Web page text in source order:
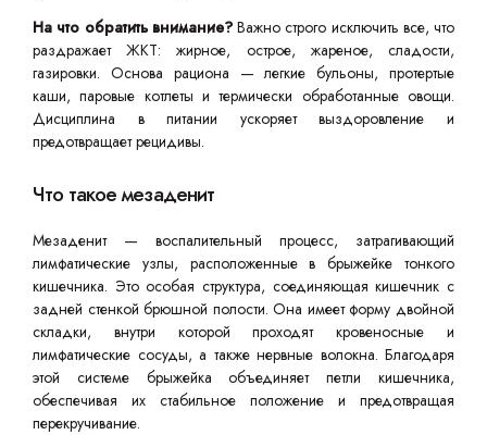
На что обратить внимание?Важно строго исключить все, что
раздражает ЖКТ: жирное, острое, жареное, сладости,
газировки. Основа рациона — легкие бульоны, протертые
каши, паровые котлеты и термически обработанные овощи.
Дисциплина в питании ускоряет выздоровление и
предотвращает рецидивы.
Что такое мезаденит
Мезаденит — воспалительный процесс, затрагивающий
лимфатические узлы, расположенные в брыжейке тонкого
кишечника. Это особая структура, соединяющая кишечник с
задней стенкой брюшной полости. Она имеет форму двойной
складки, внутри которой проходят кровеносные и
лимфатические сосуды, а также нервные волокна. Благодаря
этой системе брыжейка объединяет петли кишечника,
обеспечивая их стабильное положение и предотвращая
перекручивание.